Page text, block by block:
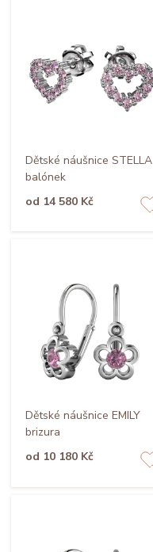
Dětské náušnice STELLA
balónek
od 14 580 Kč
Dětské náušnice EMILY
brizura
od 10 180 Kč